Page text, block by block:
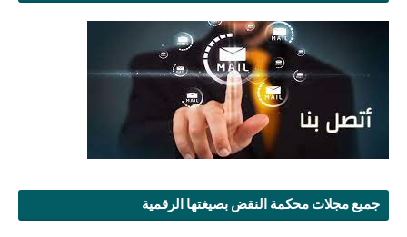
جميع مجلات محكمة النقض بصيغتها الرقمية